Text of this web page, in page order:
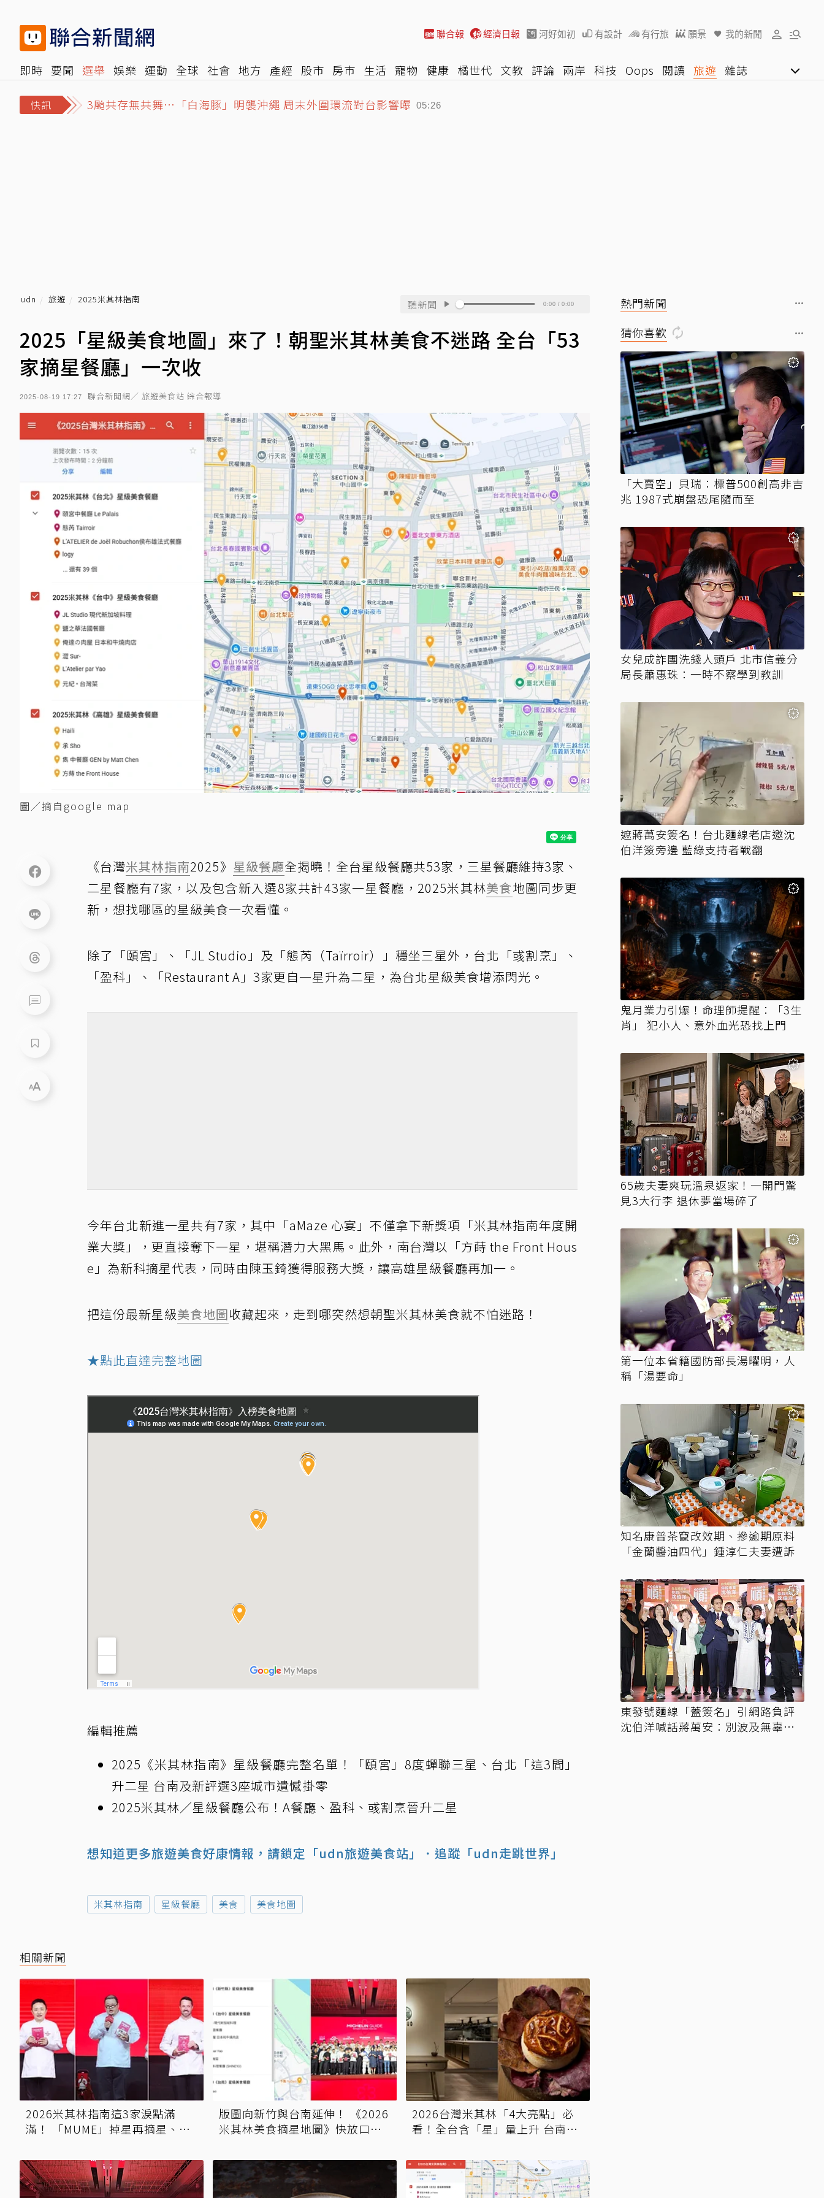
聯合報 經濟日報 河好如初 有設計 有行旅 願景 我的新聞
即時 要聞 選舉 娛樂 運動 全球 社會 地方 產經 股市 房市 生活 寵物 健康 橘世代 文教 評論 兩岸 科技 Oops 閱讀 旅遊 雜誌
快訊
毒油案向上延燒⋯食安治理零容忍變切香腸 在保護誰？
3颱共存無共舞…「白海豚」明襲沖繩 周末外圍環流對台影響曝 05:26
udn 旅遊 2025米其林指南 聽新聞 0:00 / 0:00
2025「星級美食地圖」來了！朝聖米其林美食不迷路 全台「53
家摘星餐廳」一次收
2025-08-19 17:27 聯合新聞網／ 旅遊美食站 綜合報導
圖／摘自google map
《台灣米其林指南2025》 星級餐廳全揭曉！全台星級餐廳共53家，三星餐廳維持3家、
二星餐廳有7家，以及包含新入選8家共計43家一星餐廳，2025米其林美食地圖同步更
新，想找哪區的星級美食一次看懂。
除了「頤宮」、「JL Studio」及「態芮（Taïrroir）」穩坐三星外，台北「彧割烹」、
「盈科」、「Restaurant A」3家更自一星升為二星，為台北星級美食增添閃光。
今年台北新進一星共有7家，其中「aMaze 心宴」不僅拿下新獎項「米其林指南年度開
業大獎」，更直接奪下一星，堪稱潛力大黑馬。此外，南台灣以「方蒔 the Front Hous
e」為新科摘星代表，同時由陳玉錡獲得服務大獎，讓高雄星級餐廳再加一。
把這份最新星級美食地圖收藏起來，走到哪突然想朝聖米其林美食就不怕迷路！
★點此直達完整地圖
編輯推薦
2025《米其林指南》星級餐廳完整名單！「頤宮」8度蟬聯三星、台北「這3間」
升二星 台南及新評選3座城市遺憾掛零
2025米其林／星級餐廳公布！A餐廳、盈科、彧割烹晉升二星
想知道更多旅遊美食好康情報，請鎖定「udn旅遊美食站」 ．追蹤「udn走跳世界」
米其林指南 星級餐廳 美食 美食地圖
相關新聞
2026米其林指南這3家淚點滿
滿！ 「MUME」掉星再摘星、
主廚抱照默哀淚灑現場
版圖向新竹與台南延伸！ 《2026
米其林美食摘星地圖》快放口
2026台灣米其林「4大亮點」必
看！全台含「星」量上升 台南不
這
熱門新聞
猜你喜歡
「大賣空」貝瑞：標普500創高非吉
兆 1987式崩盤恐尾隨而至
女兒成詐團洗錢人頭戶 北市信義分
局長蕭惠珠：一時不察學到教訓
遮蔣萬安簽名！台北麵線老店邀沈
伯洋簽旁邊 藍綠支持者戰翻
鬼月業力引爆！命理師提醒：「3生
肖」 犯小人、意外血光恐找上門
65歲夫妻爽玩溫泉返家！一開門驚
見3大行李 退休夢當場碎了
第一位本省籍國防部長湯曜明，人
稱「湯要命」
知名康普茶竄改效期、摻逾期原料
「金蘭醬油四代」鍾淳仁夫妻遭訴
東發號麵線「蓋簽名」引網路負評
沈伯洋喊話蔣萬安：別波及無辜店